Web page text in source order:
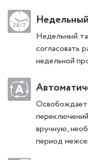
Недельный
согласовать
недельной
Освобождает
вручную,
период